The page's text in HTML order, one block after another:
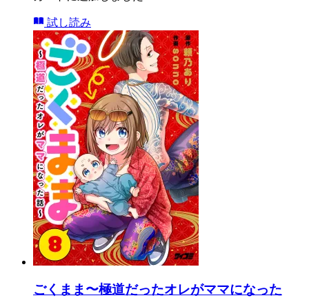
試し読み
ごくまま〜極道だったオレがママになった